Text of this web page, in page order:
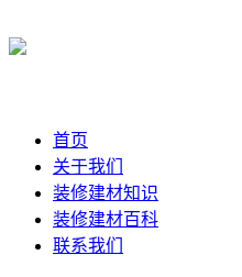
首页
关于我们
装修建材知识
装修建材百科
联系我们